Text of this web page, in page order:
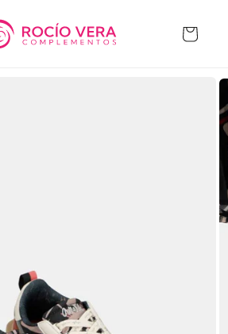
Carrito